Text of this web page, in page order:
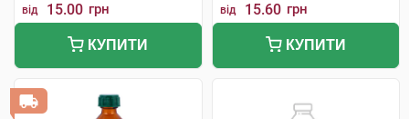
від 15.00 грн
КУПИТИ
від 15.60 грн
КУПИТИ